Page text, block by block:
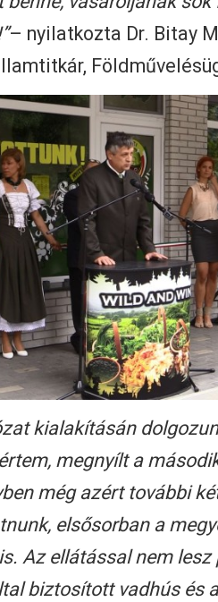
– nyilatkozta Dr. Bitay
kialakításán
megnyílt a
még azért további
elsősorban a
Az ellátással nem lesz
biztosított vadhús és